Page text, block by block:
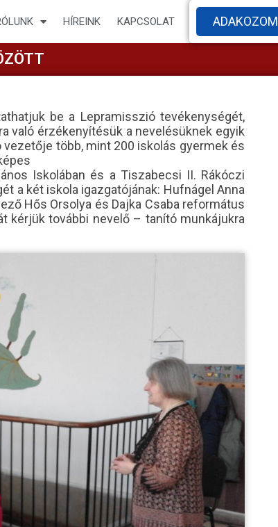
HÍREINK KAPCSOLAT ADAKOZOM
be a Lepramisszió tevékenységét,
való érzékenyítésük a nevelésüknek egyik
több, mint 200 iskolás gyermek és
Iskolában és a Tiszabecsi II. Rákóczi
a két iskola igazgatójának: Hufnágel Anna
Hős Orsolya és Dajka Csaba református
kérjük további nevelő – tanító munkájukra